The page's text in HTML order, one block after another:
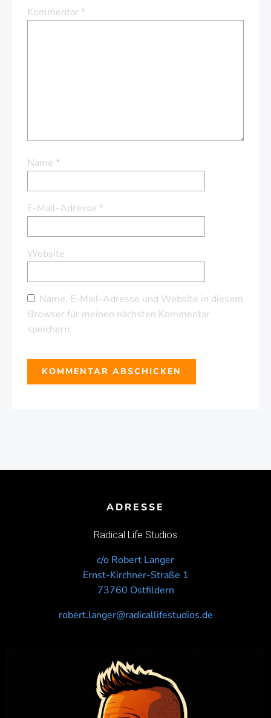
Kommentar *
Name *
E-Mail-Adresse *
Website
Name, E-Mail-Adresse und Website in diesem
Browser für meinen nächsten Kommentar
speichern.
ADRESSE
Radical Life Studios
c/o Robert Langer
Ernst-Kirchner-Straße 1
73760 Ostfildern
robert.langer@radicallifestudios.de